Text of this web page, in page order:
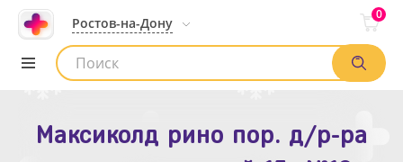
Ростов-на-Дону
0
Максиколд рино пор. д/р-ра
Зодак таб. п.п.о. 10мг №10